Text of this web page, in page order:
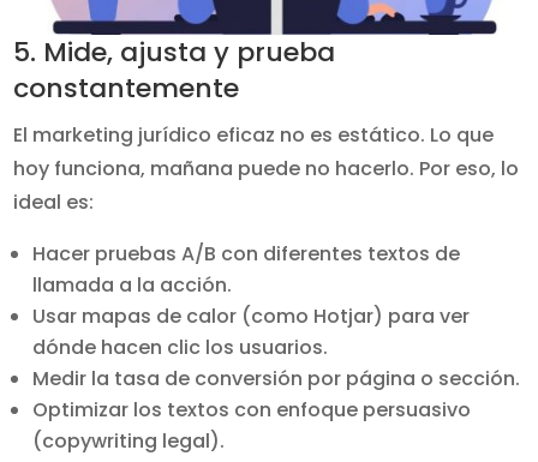
5. Mide, ajusta y prueba
constantemente
El marketing jurídico eficaz no es estático. Lo que
hoy funciona, mañana puede no hacerlo. Por eso, lo
ideal es:
Hacer pruebas A/B con diferentes textos de
llamada a la acción.
Usar mapas de calor (como Hotjar) para ver
dónde hacen clic los usuarios.
Medir la tasa de conversión por página o sección.
Optimizar los textos con enfoque persuasivo
(copywriting legal).